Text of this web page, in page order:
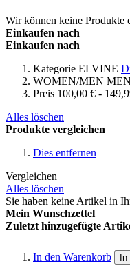
Wir können keine Produkte
Einkaufen nach
Einkaufen nach
Kategorie ELVINE
WOMEN/MEN MEN
Preis 100,00 € -
Alles löschen
Produkte vergleichen
Dies entfernen
Vergleichen
Alles löschen
Sie haben keine Artikel in
Mein Wunschzettel
Zuletzt hinzugefügte
In den Warenkorb